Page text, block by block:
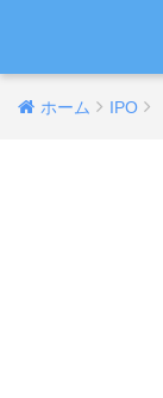
ホーム IPO